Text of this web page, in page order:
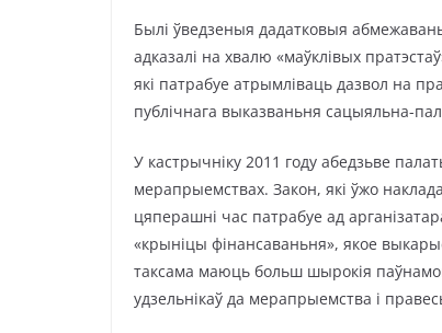
Былі ўведзеныя дадатковыя
адказалі на хвалю «маўклівых
які патрабуе атрымліваць дазвол на
публічнага выказваньня сацыяльна-
У кастрычніку 2011 году абедзьве
мерапрыемствах. Закон, які ўжо
цяперашні час патрабуе ад
«крыніцы фінансаваньня», якое
таксама маюць больш шырокія
удзельнікаў да мерапрыемства і